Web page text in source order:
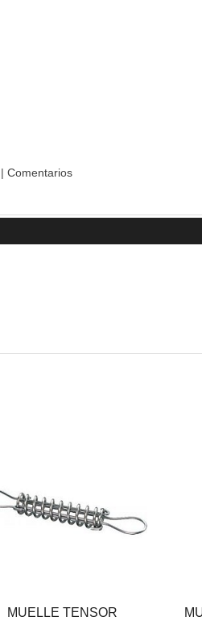
| Comentarios
MUELLE TENSOR